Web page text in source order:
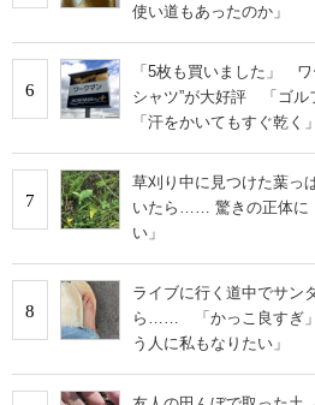
使い道もあったのか」
6
「5枚も買いました」 ワ
シャツ”が大好評 「ゴル
「汗をかいてもすぐ乾く
7
草刈り中に見つけた葉っ
いたら…… 驚きの正体に
い」
8
ライブに行く道中でサン
ら…… 「かっこ良すぎ」
う人に私もなりたい」